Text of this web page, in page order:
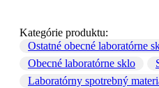
Kategórie produktu:
Ostatné obecné laboratórne
Obecné laboratórne sklo
Laboratórny spotrebný